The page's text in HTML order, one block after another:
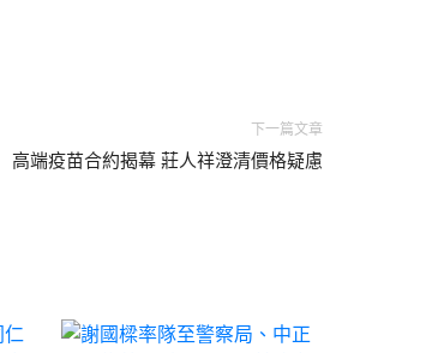
下一篇文章
高端疫苗合約揭幕 莊人祥澄清價格疑慮